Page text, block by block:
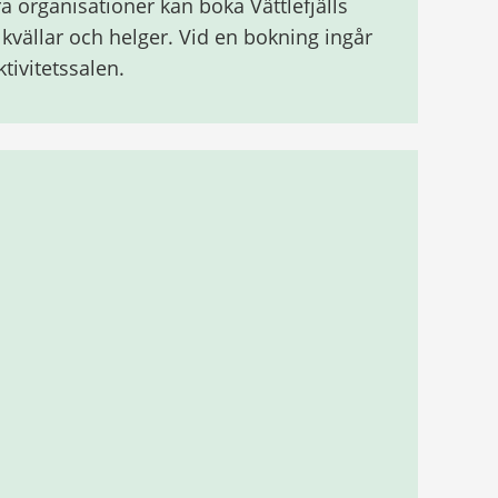
organisationer kan boka Vättlefjälls
och helger. Vid en bokning ingår